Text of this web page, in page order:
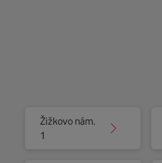
Žižkovo nám.
1